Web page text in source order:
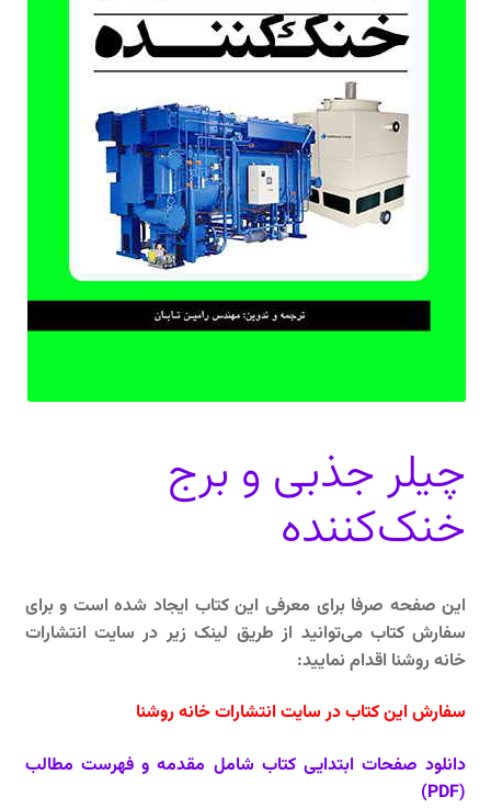
دعوت برای پروژه، تدریس و سخنرانی
ارتباط از طریق پیام‌رسان‌ها: 09373443975
چیلر جذبی و برج
خنک‌کننده
این صفحه صرفا برای معرفی این کتاب ایجاد شده است و برای
سفارش کتاب می‌توانید از طریق لینک زیر در سایت انتشارات
خانه روشنا اقدام نمایید:
سفارش این کتاب در سایت انتشارات خانه روشنا
دانلود صفحات ابتدایی کتاب شامل مقدمه و فهرست مطالب
(PDF)